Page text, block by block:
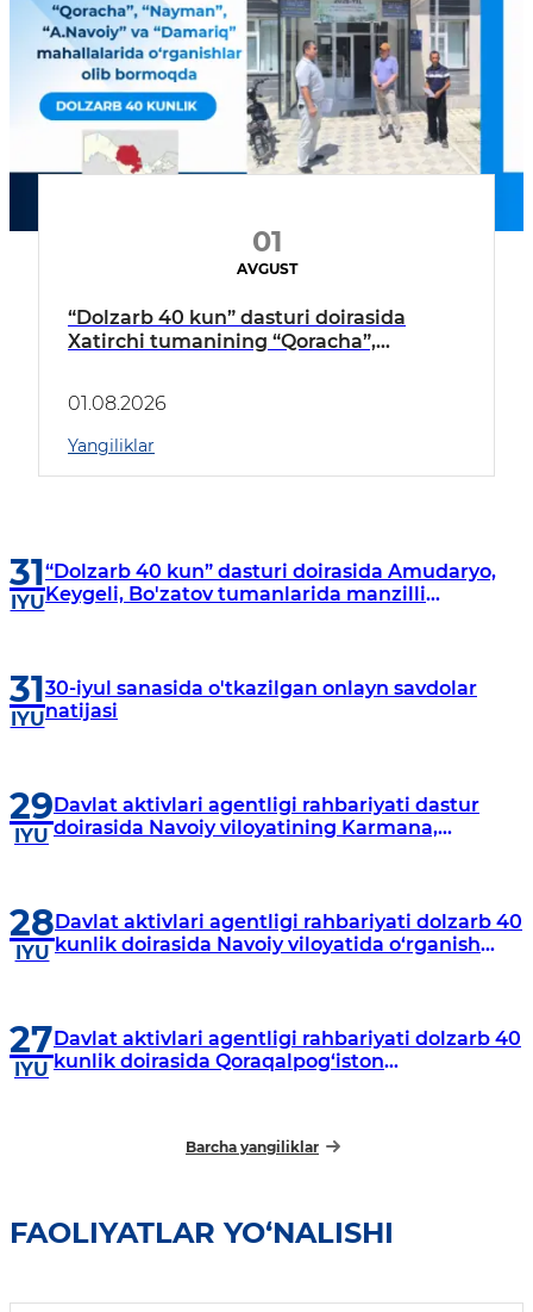
01
AVGUST
“Dolzarb 40 kun” dasturi doirasida
Xatirchi tumanining “Qoracha”,
borildi
01.08.2026
Yangiliklar
31
IYU
“Dolzarb 40 kun” dasturi doirasida Amudaryo,
Keygeli, Bo'zatov tumanlarida manzilli
31
IYU
30-iyul sanasida o'tkazilgan onlayn savdolar
natijasi
29
IYU
Davlat aktivlari agentligi rahbariyati dastur
doirasida Navoiy viloyatining Karmana,
28
IYU
Davlat aktivlari agentligi rahbariyati dolzarb 40
kunlik doirasida Navoiy viloyatida o‘rganish
27
IYU
Davlat aktivlari agentligi rahbariyati dolzarb 40
kunlik doirasida Qoraqalpog‘iston
Barcha yangiliklar
FAOLIYATLAR YO‘NALISHI